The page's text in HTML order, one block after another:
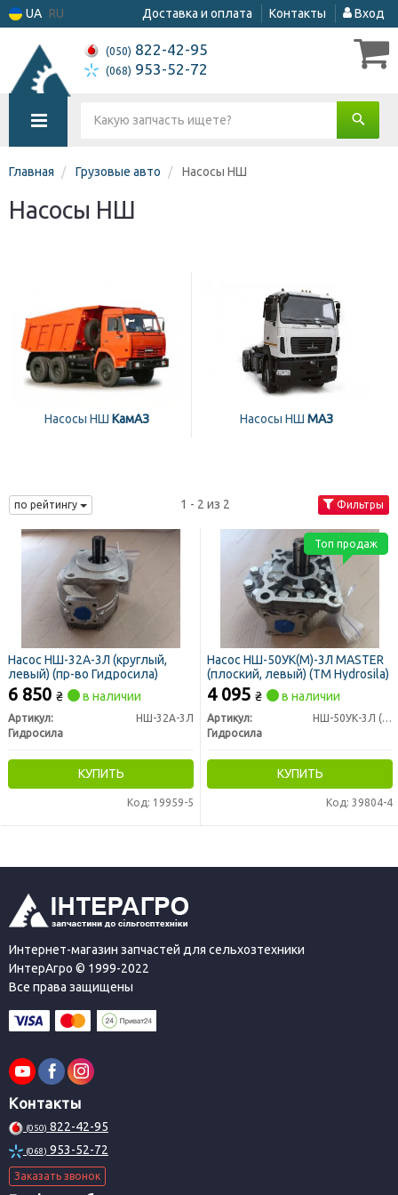
UA RU Доставка и оплата Контакты Вход
(050) 822-42-95
(068) 953-52-72
Главная Грузовые авто Насосы НШ
Насосы НШ
Насосы НШ КамАЗ Насосы НШ МАЗ
по рейтингу 1 - 2 из 2 Фильтры
Насос НШ-32А-3Л (круглый,
левый) (пр-во Гидросила)
6 850 ₴ в наличии
Артикул:
НШ-32А-3Л
Гидросила
КУПИТЬ
Код: 19959-5
Насос НШ-50УК(М)-3Л MASTER
(плоский, левый) (ТМ Hydrosila)
4 095 ₴ в наличии
Артикул:
НШ-50УК-3Л (М-3Л)
Гидросила
КУПИТЬ
Код: 39804-4
Топ продаж
Интернет-магазин запчастей для сельхозтехники
ИнтерАгро © 1999-2022
Все права защищены
Контакты
(050) 822-42-95
(068) 953-52-72
Заказать звонок